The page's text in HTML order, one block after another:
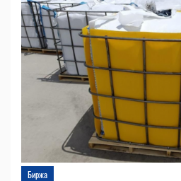
Биржа